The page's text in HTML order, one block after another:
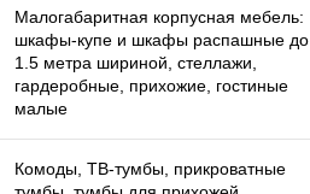
Малогабаритная корпусная мебель:
шкафы-купе и шкафы распашные до
1.5 метра шириной, стеллажи,
гардеробные, прихожие, гостиные
малые
Комоды, ТВ-тумбы, прикроватные